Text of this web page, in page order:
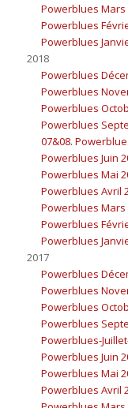
Powerblues Mars
Powerblues
Powerblues
2018
Powerblues
Powerblues
Powerblues
Powerblues
07&08.
Powerblues Juin
Powerblues Mai
Powerblues Avril
Powerblues Mars
Powerblues
Powerblues
2017
Powerblues
Powerblues
Powerblues
Powerblues
Powerblues-
Powerblues Juin
Powerblues Mai
Powerblues Avril